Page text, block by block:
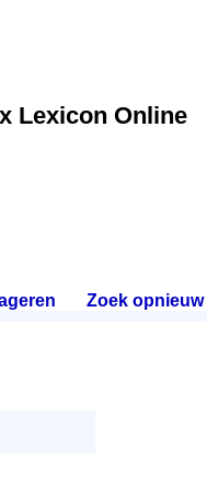
Lexicon Online
Zoek opnieuw.